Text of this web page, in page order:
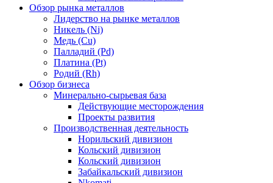
Обзор рынка металлов
Лидерство на рынке металлов
Никель (Ni)
Медь (Cu)
Палладий (Pd)
Платина (Pt)
Родий (Rh)
Обзор бизнеса
Минерально-сырьевая база
Действующие месторождения
Проекты развития
Производственная деятельность
Норильский дивизион
Кольский дивизион
Кольский дивизион
Забайкальский дивизион